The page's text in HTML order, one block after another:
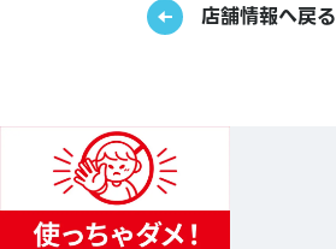
店舗情報へ戻る